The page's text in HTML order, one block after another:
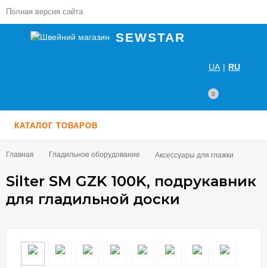
Полная версия сайта
UA | RU
0
SEWSTAR
КАТАЛОГ ТОВАРОВ
Главная Гладильное оборудование Аксессуары для глажки
Silter SM GZK 100K, подрукавник
для гладильной доски